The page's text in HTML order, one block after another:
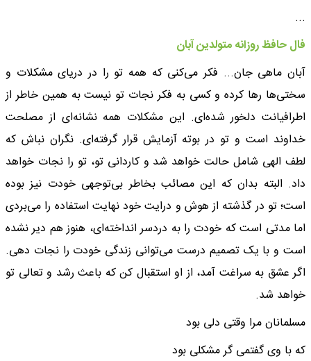
...
فال حافظ روزانه متولدین آبان
آبان ماهی جان... فکر می‌کنی که همه تو را در دریای مشکلات و
سختی‌ها رها کرده‌ و کسی به فکر نجات تو نیست به همین خاطر از
اطرافیانت دلخور شده‌ای. این مشکلات همه نشانه‌ای از مصلحت
خداوند است و تو در بوته آزمایش قرار گرفته‌ای. نگران نباش که
لطف الهی شامل حالت خواهد شد و کاردانی تو، تو را نجات خواهد
داد. البته بدان که این مصائب بخاطر بی‌توجهی خودت نیز بوده
است؛ تو در گذشته از هوش و درایت خود نهایت استفاده را می‌بردی
اما مدتی است که خودت را به دردسر انداخته‌ای، هنوز هم دیر نشده
است و با یک تصمیم درست می‌توانی زندگی خودت را نجات دهی.
اگر عشق به سراغت آمد، از او استقبال کن که باعث رشد و تعالی تو
خواهد شد.
مسلمانان مرا وقتی دلی بود
که با وی گفتمی گر مشکلی بود